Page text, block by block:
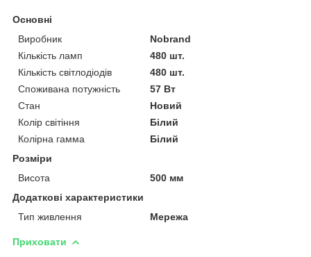
Основні
Виробник
Nobrand
Кількість ламп
480 шт.
Кількість світлодіодів
480 шт.
Споживана потужність
57 Вт
Стан
Новий
Колір світіння
Білий
Колірна гамма
Білий
Розміри
Висота
500 мм
Додаткові характеристики
Тип живлення
Мережа
Приховати